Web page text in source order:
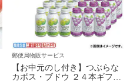
郵便局物販サービス
【お中元のし付き】つぶらな
カボス・ブドウ ２４本ギフト